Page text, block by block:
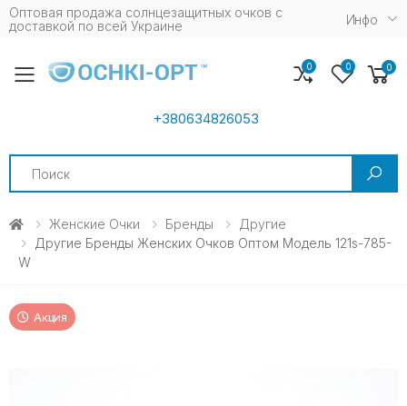
Оптовая продажа солнцезащитных очков c
доставкой по всей Украине
Инфо
Toggle mobile menu
+380634826053
Search
0 0 0
Женские Очки Бренды
Другие
Другие Бренды Женских Очков Оптом Модель 121s-785-
W
Акция